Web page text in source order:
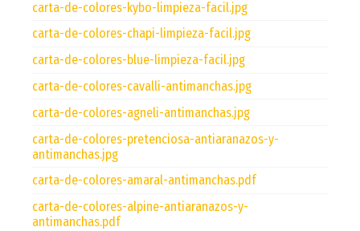
carta-de-colores-kybo-limpieza-facil.jpg
carta-de-colores-chapi-limpieza-facil.jpg
carta-de-colores-blue-limpieza-facil.jpg
carta-de-colores-cavalli-antimanchas.jpg
carta-de-colores-agneli-antimanchas.jpg
carta-de-colores-pretenciosa-antiaranazos-y-
antimanchas.jpg
carta-de-colores-amaral-antimanchas.pdf
carta-de-colores-alpine-antiaranazos-y-
antimanchas.pdf